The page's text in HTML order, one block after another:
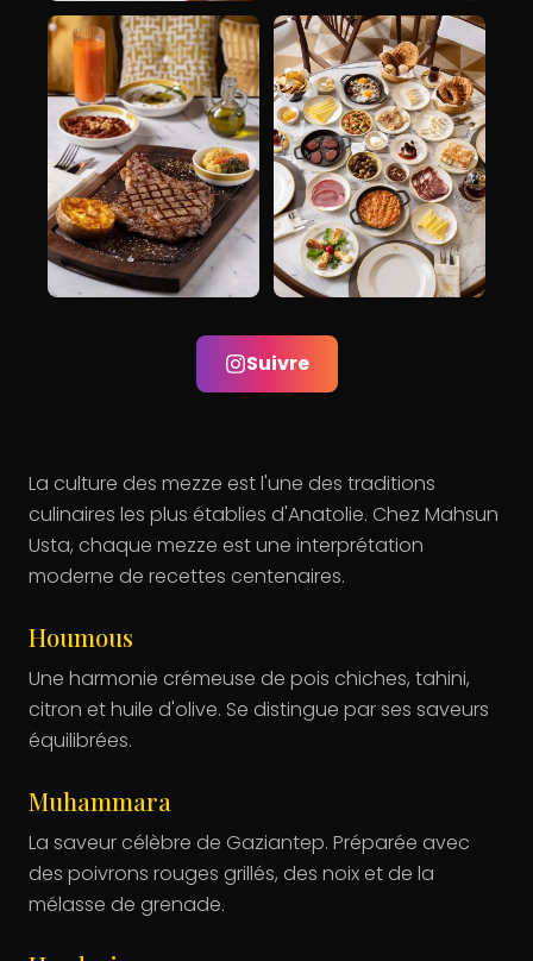
Suivre
La culture des mezze est l'une des traditions
culinaires les plus établies d'Anatolie. Chez Mahsun
Usta, chaque mezze est une interprétation
moderne de recettes centenaires.
Houmous
Une harmonie crémeuse de pois chiches, tahini,
citron et huile d'olive. Se distingue par ses saveurs
équilibrées.
Muhammara
La saveur célèbre de Gaziantep. Préparée avec
des poivrons rouges grillés, des noix et de la
mélasse de grenade.